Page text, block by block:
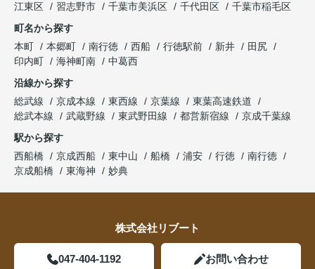
江東区
習志野市 千葉市美浜区 千代田区
千葉市稲毛区
町名から探す
本町
本郷町 南行徳 西船 行徳駅前 新井
田尻
印内町
海神町南
中葛西
沿線から探す
総武線
京成本線 東西線 京葉線
東葉高速鉄道
総武本線
武蔵野線 東武野田線 都営新宿線
京成千葉線
駅から探す
西船橋
京成西船 東中山 船橋 浦安 行徳
南行徳
京成船橋
東海神 妙典
株式会社リブート
047-404-1192 お問い合わせ